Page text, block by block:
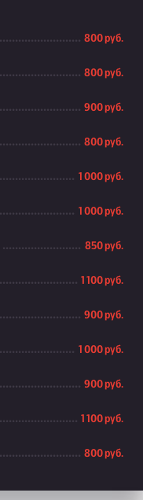
800 руб.
800 руб.
900 руб.
800 руб.
1 000 руб.
1 000 руб.
850 руб.
1 100 руб.
900 руб.
1 000 руб.
900 руб.
1 100 руб.
800 руб.